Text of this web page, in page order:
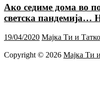
Ако седиме дома во
светска
19/04/2020 Мајка Ти и
Copyright © 2026 Мајка Ти